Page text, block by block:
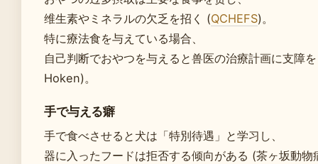
维生素やミネラルの欠乏を招く (QCHEFS)。
特に療法食を与えている場合、
自己判断でおやつを与えると兽医の治療計画に支障
Hoken)。
手で与える癖
手で食べさせると犬は「特別待遇」と学习し、
器に入ったフードは拒否する倾向がある (茶ヶ坂動物